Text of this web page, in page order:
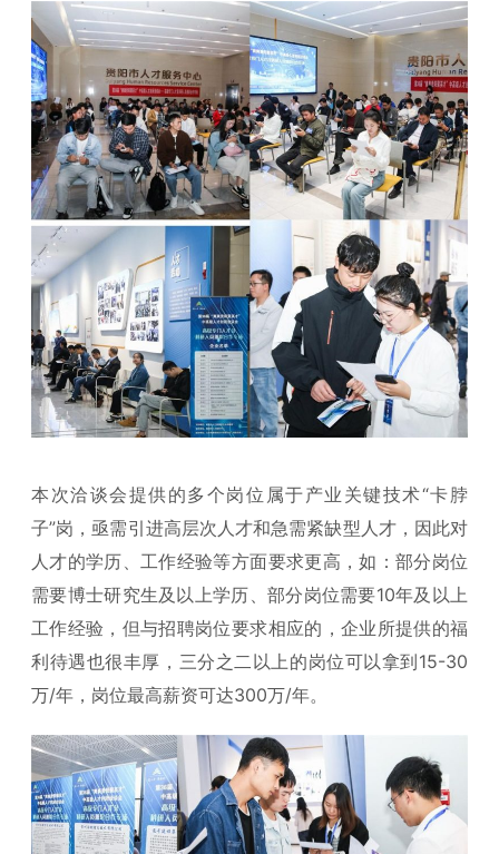
本次洽谈会提供的多个岗位属于产业关键技术“卡脖
子”岗，亟需引进高层次人才和急需紧缺型人才，因此对
人才的学历、工作经验等方面要求更高，如：部分岗位
需要博士研究生及以上学历、部分岗位需要10年及以上
工作经验，但与招聘岗位要求相应的，企业所提供的福
利待遇也很丰厚，三分之二以上的岗位可以拿到15-30
万/年，岗位最高薪资可达300万/年。